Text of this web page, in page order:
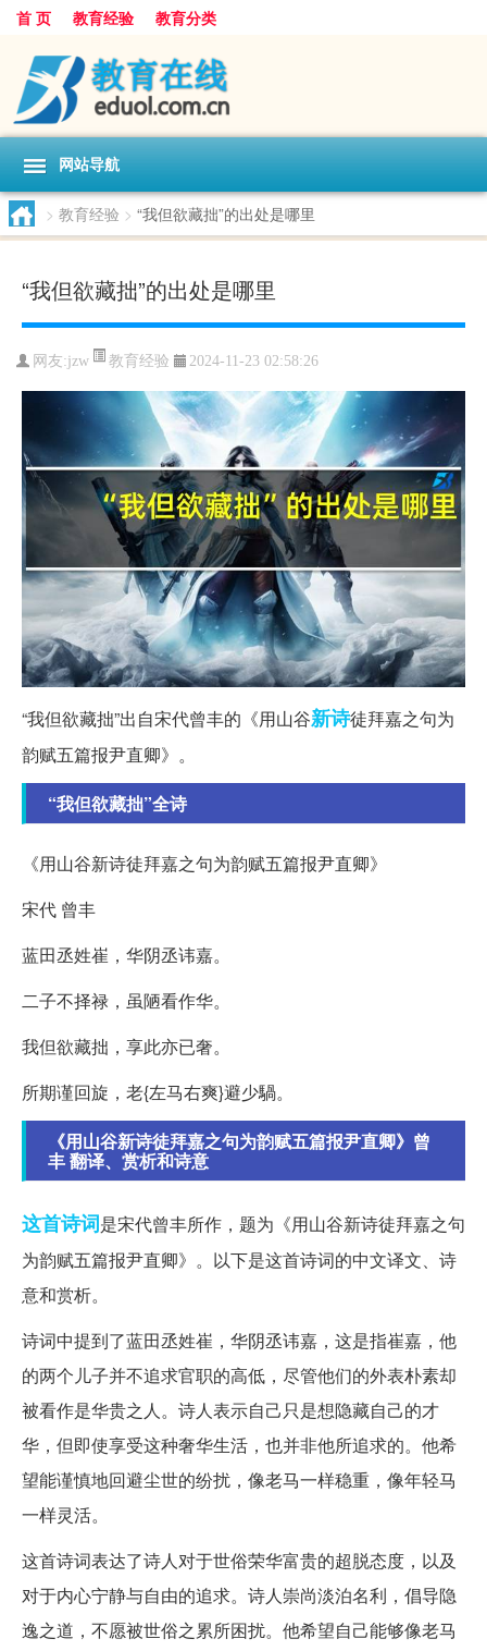
首 页 教育经验 教育分类
网站导航
> 教育经验 > “我但欲藏拙”的出处是哪里
“我但欲藏拙”的出处是哪里
网友:jzw 教育经验 2024-11-23 02:58:26
“我但欲藏拙”出自宋代曾丰的《用山谷新诗徒拜嘉之句为
韵赋五篇报尹直卿》。
“我但欲藏拙”全诗
《用山谷新诗徒拜嘉之句为韵赋五篇报尹直卿》
宋代 曾丰
蓝田丞姓崔，华阴丞讳嘉。
二子不择禄，虽陋看作华。
我但欲藏拙，享此亦已奢。
所期谨回旋，老{左马右爽}避少騧。
《用山谷新诗徒拜嘉之句为韵赋五篇报尹直卿》曾
丰 翻译、赏析和诗意
这首诗词是宋代曾丰所作，题为《用山谷新诗徒拜嘉之句
为韵赋五篇报尹直卿》。以下是这首诗词的中文译文、诗
意和赏析。
诗词中提到了蓝田丞姓崔，华阴丞讳嘉，这是指崔嘉，他
的两个儿子并不追求官职的高低，尽管他们的外表朴素却
被看作是华贵之人。诗人表示自己只是想隐藏自己的才
华，但即使享受这种奢华生活，也并非他所追求的。他希
望能谨慎地回避尘世的纷扰，像老马一样稳重，像年轻马
一样灵活。
这首诗词表达了诗人对于世俗荣华富贵的超脱态度，以及
对于内心宁静与自由的追求。诗人崇尚淡泊名利，倡导隐
逸之道，不愿被世俗之累所困扰。他希望自己能够像老马